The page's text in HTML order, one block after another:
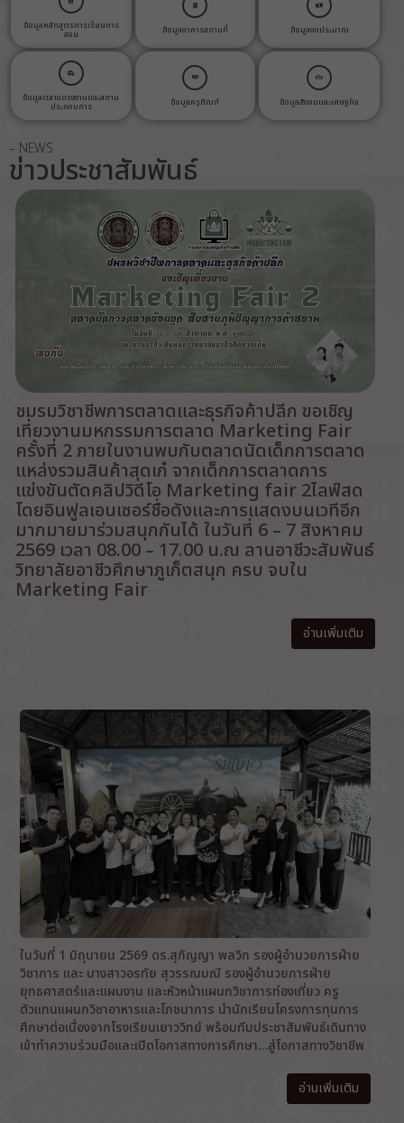
ข้อมูลหลักสูตรการเรียนการ
สอน ข้อมูลอาคารสถานที่ ข้อมูลงบประมาณ
ข้อมูลตลาดแรงงานและสถาน
ประกอบการ ข้อมูลครุภัณฑ์ ข้อมูลสังคมและเศษฐกิจ
– NEWS
ข่าวประชาสัมพันธ์
ชมรมวิชาชีพการตลาดและธุรกิจค้าปลีก ขอเชิญ
เที่ยวงานมหกรรมการตลาด Marketing Fair
ครั้งที่ 2 ภายในงานพบกับตลาดนัดเด็กการตลาด
แหล่งรวมสินค้าสุดเก๋ จากเด็กการตลาดการ
แข่งขันตัดคลิปวิดีโอ Marketing fair 2ไลฟ์สด
โดยอินฟูลเอนเซอร์ชื่อดังและการแสดงบนเวทีอีก
มากมายมาร่วมสนุกกันได้ ในวันที่ 6 – 7 สิงหาคม
2569 เวลา 08.00 – 17.00 น.ณ ลานอาชีวะสัมพันธ์
วิทยาลัยอาชีวศึกษาภูเก็ตสนุก ครบ จบใน
Marketing Fair
อ่านเพิ่มเติม
ในวันที่ 1 มิถุนายน 2569 ดร.สุกัญญา พลวิก รองผู้อำนวยการฝ่าย
วิชาการ และ นางสาวอรทัย สุวรรณมณี รองผู้อำนวยการฝ่าย
ยุทธศาสตร์และแผนงาน และหัวหน้าแผนกวิชาการท่องเที่ยว ครู
ตัวแทนแผนกวิชาอาหารและโภชนาการ นำนักเรียนโครงการทุนการ
ศึกษาต่อเนื่องจากโรงเรียนเยาววิทย์ พร้อมทีมประชาสัมพันธ์เดินทาง
เข้าทำความร่วมมือและเปิดโอกาสทางการศึกษา…สู่โอกาสทางวิชาชีพ
อ่านเพิ่มเติม